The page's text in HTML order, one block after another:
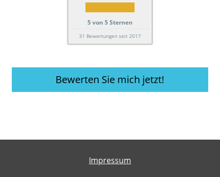
5von 5Sternen
31 Bewertungen seit 2017
Bewerten Sie mich jetzt!
Impressum